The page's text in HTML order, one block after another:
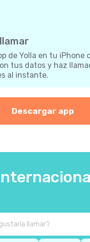
de Yolla en tu iPhone
tus datos y haz
al instante.
Descargar app